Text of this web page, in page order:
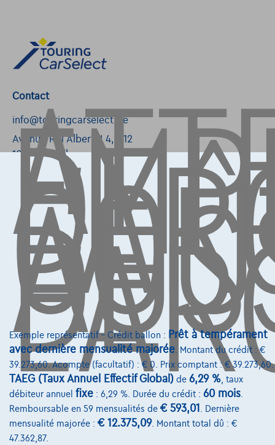
DE
DE
Exemple représentatif – Crédit ballon : Prêt à tempérament
avec dernière mensualité majorée . Montant du crédit : €
39.273,60. Acompte (facultatif) : € 0. Prix comptant : € 39.273,60.
TAEG (Taux Annuel Effectif Global) de 6,29 % , taux
débiteur annuel fixe : 6,29 %. Durée du crédit : 60 mois
Remboursable en 59 mensualités de € 593,01
. Dernière
mensualité majorée : € 12.375,09. Montant total dû : €
47.362,87.
Contact
info@touringcarselect.be
Avenue Roi Albert II 4, B12
1000 Bruxelles
Services & Solutions
Assistance dépannage
Financement
Assurance auto
Leasing
Sur Nous
Devenez client
Qui nous sommes
Charte de qualité